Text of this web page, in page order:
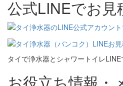
公式LINEでお見
タイで浄水器とシャワートイレ
お役立ち情報・